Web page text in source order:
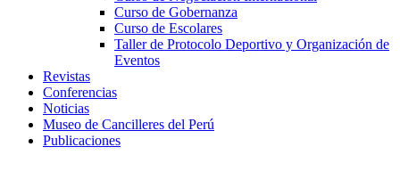
Curso de Gobernanza
Curso de Escolares
Taller de Protocolo Deportivo y Organización de
Eventos
Revistas
Conferencias
Noticias
Museo de Cancilleres del Perú
Publicaciones